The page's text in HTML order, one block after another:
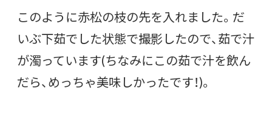
このように赤松の枝の先を入れました。だ
いぶ下茹でした状態で撮影したので、茹で汁
が濁っています(ちなみにこの茹で汁を飲ん
だら、めっちゃ美味しかったです！)。